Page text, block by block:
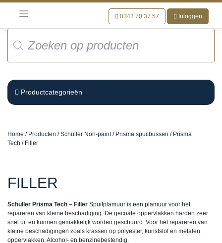
0343 70 37 57 Inloggen
Producten
Productcategorieën
Home / Producten /Schuller Non-paint/ Prisma spuitbussen / Prisma
Tech / Filler
FILLER
Schuller Prisma Tech – Filler Spuitplamuur is een plamuur voor het
repareren van kleine beschadiging. De gecoate oppervlakken harden zeer
snel uit en kunnen gemakkelijk worden geschuurd. Voor het repareren van
kleine beschadigingen zoals krassen op polyester, kunststof en metalen
oppervlakken. Alcohol- en benzinebestendig.